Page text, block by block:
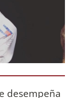
desempeña